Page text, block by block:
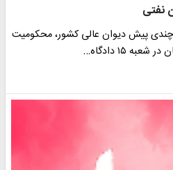
نفتی
چندی پیش دیوان عالی کشور، محکومیت
۱۵ دادگاه…